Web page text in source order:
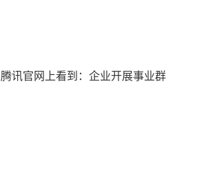
讯官网上看到：企业开展事业群